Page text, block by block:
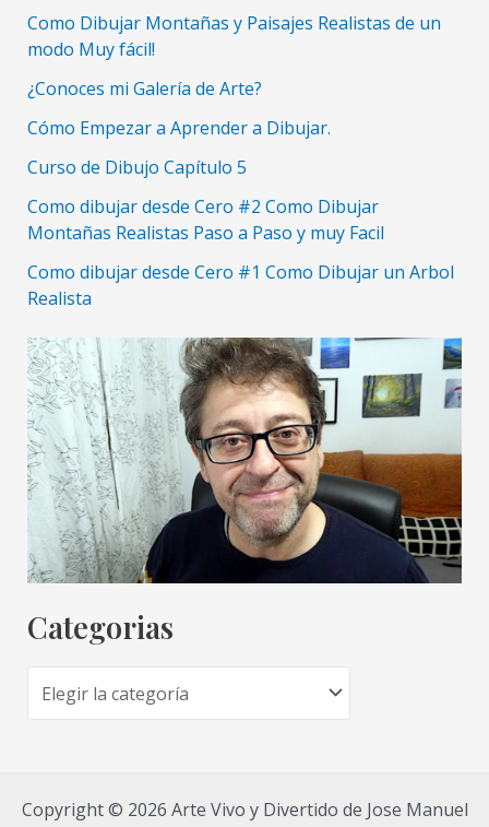
Como Dibujar Montañas y Paisajes Realistas de un
modo Muy fácil!
¿Conoces mi Galería de Arte?
Cómo Empezar a Aprender a Dibujar.
Curso de Dibujo Capítulo 5
Como dibujar desde Cero #2 Como Dibujar
Montañas Realistas Paso a Paso y muy Facil
Como dibujar desde Cero #1 Como Dibujar un Arbol
Realista
Categorias
a
Copyright © 2026 Arte Vivo y Divertido de Jose Manuel